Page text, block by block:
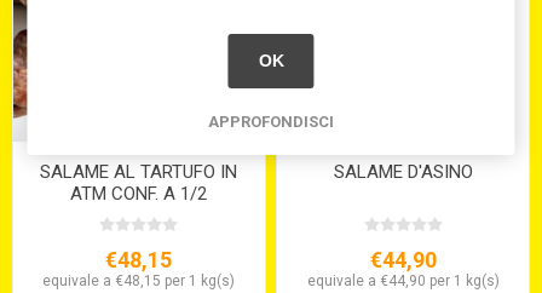
SALAME AL TARTUFO IN
ATM CONF. A 1/2
STARVAGGI
€48,15
equivale a €48,15 per 1 kg(s)
SALAME D'ASINO
€44,90
equivale a €44,90 per 1 kg(s)
OK
APPROFONDISCI